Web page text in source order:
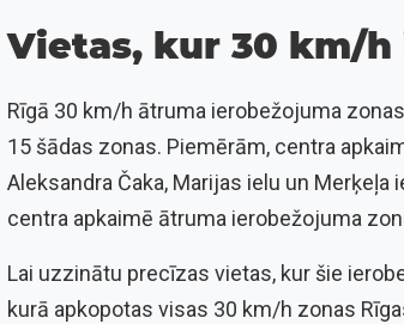
Vietas, kur 30 km/
Rīgā 30 km/h ātruma ierobežojuma
15 šādas zonas. Piemērām, centra
Aleksandra Čaka, Marijas ielu un
centra apkaimē ātruma ierobežojuma
Lai uzzinātu precīzas vietas, kur šie
kurā apkopotas visas 30 km/h zonas